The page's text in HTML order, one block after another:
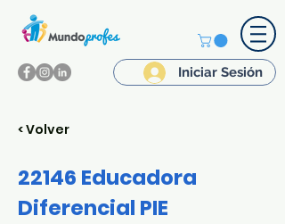
Iniciar Sesión
< Volver
22146 Educadora
Diferencial PIE